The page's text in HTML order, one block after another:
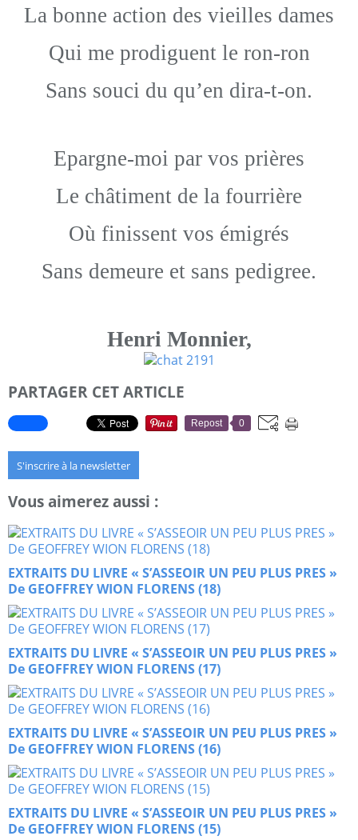
La bonne action des vieilles dames
Qui me prodiguent le ron-ron
Sans souci du qu’en dira-t-on.
Epargne-moi par vos prières
Le châtiment de la fourrière
Où finissent vos émigrés
Sans demeure et sans pedigree.
Henri Monnier,
PARTAGER CET ARTICLE
Repost 0
S'inscrire à la newsletter
Vous aimerez aussi :
EXTRAITS DU LIVRE « S’ASSEOIR UN PEU PLUS PRES »
De GEOFFREY WION FLORENS (18)
EXTRAITS DU LIVRE « S’ASSEOIR UN PEU PLUS PRES »
De GEOFFREY WION FLORENS (17)
EXTRAITS DU LIVRE « S’ASSEOIR UN PEU PLUS PRES »
De GEOFFREY WION FLORENS (16)
EXTRAITS DU LIVRE « S’ASSEOIR UN PEU PLUS PRES »
De GEOFFREY WION FLORENS (15)